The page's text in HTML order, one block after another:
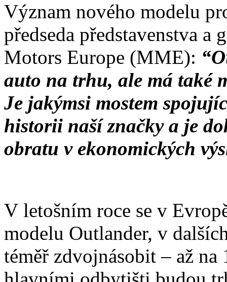
Význam nového modelu
předseda představenstva
Motors Europe (MME):
auto na trhu, ale má také
Je jakýmsi mostem
historii naší značky a je
obratu v ekonomických
V letošním roce se v
modelu Outlander, v
téměř zdvojnásobit – až na